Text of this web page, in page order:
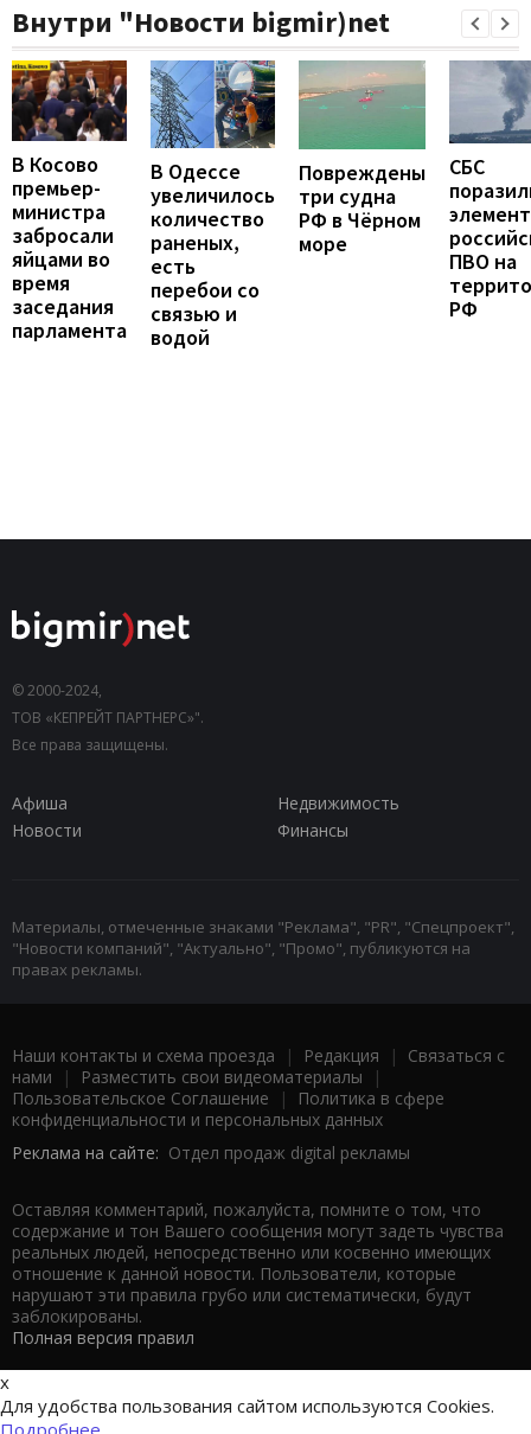
Внутри "Новости bigmir)net
В Косово
премьер-
министра
забросали
яйцами во
время
заседания
парламента
В Одессе
увеличилось
количество
раненых,
есть
перебои со
связью и
водой
Повреждены
три судна
РФ в Чёрном
море
СБС
ПВО на
РФ
© 2000-2024,
ТОВ «КЕПРЕЙТ ПАРТНЕРС»".
Все права защищены.
Афиша
Недвижимость
Новости
Финансы
Материалы, отмеченные знаками "Реклама", "PR", "Спецпроект",
"Новости компаний", "Актуально", "Промо", публикуются на
правах рекламы.
Наши контакты и схема проезда | Редакция | Связаться с
нами | Разместить свои видеоматериалы |
Пользовательское Соглашение |
Политика в сфере
конфиденциальности и персональных данных
Реклама на сайте: Отдел продаж digital рекламы
Оставляя комментарий, пожалуйста, помните о том, что
содержание и тон Вашего сообщения могут задеть чувства
реальных людей, непосредственно или косвенно имеющих
отношение к данной новости. Пользователи, которые
нарушают эти правила грубо или систематически, будут
заблокированы.
Полная версия правил
x
Для удобства пользования сайтом используются Cookies.
Подробнее...